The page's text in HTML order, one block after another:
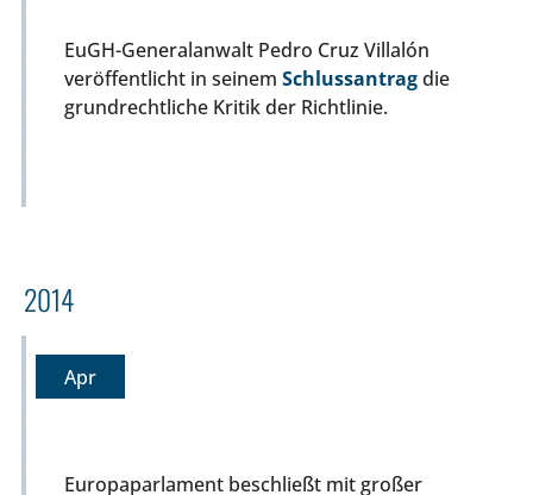
EuGH-Generalanwalt Pedro Cruz Villalón
veröffentlicht in seinem Schlussantragdie
grundrechtliche Kritik der Richtlinie.
2014
Apr
Europaparlament beschließt mit großer